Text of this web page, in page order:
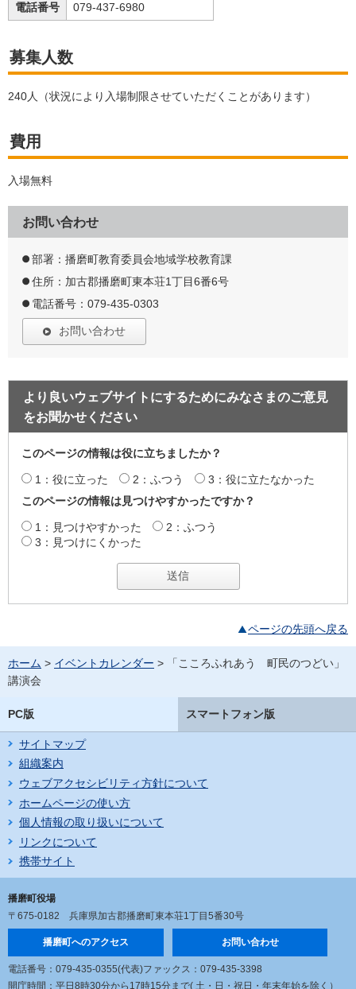
電話番号 079-437-6980
募集人数
240人（状況により入場制限させていただくことがあります）
費用
入場無料
お問い合わせ
部署：播磨町教育委員会地域学校教育課
住所：加古郡播磨町東本荘1丁目6番6号
電話番号：079-435-0303
お問い合わせ
より良いウェブサイトにするためにみなさまのご意見
をお聞かせください
このページの情報は役に立ちましたか？
1：役に立った 2：ふつう
3：役に立たなかった
このページの情報は見つけやすかったですか？
1：見つけやすかった
2：ふつう
3：見つけにくかった
ページの先頭へ戻る
ホーム > イベントカレンダー > 「こころふれあう 町民のつどい」
講演会
PC版 スマートフォン版
サイトマップ
組織案内
ウェブアクセシビリティ方針について
ホームページの使い方
個人情報の取り扱いについて
リンクについて
携帯サイト
播磨町役場
〒675-0182 兵庫県加古郡播磨町東本荘1丁目5番30号
播磨町へのアクセス お問い合わせ
電話番号：079-435-0355(代表)ファックス：079-435-3398
開庁時間：平日8時30分から17時15分まで( 土・日・祝日・年末年始を除く）